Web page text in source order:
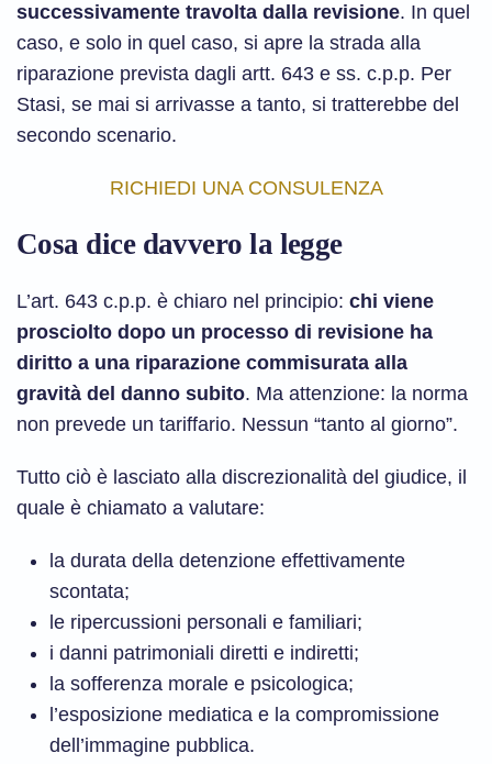
successivamente travolta dalla revisione. In quel
caso, e solo in quel caso, si apre la strada alla
riparazione prevista dagli artt. 643 e ss. c.p.p. Per
Stasi, se mai si arrivasse a tanto, si tratterebbe del
secondo scenario.
RICHIEDI UNA CONSULENZA
Cosa dice davvero la legge
L’art. 643 c.p.p. è chiaro nel principio: chi viene
prosciolto dopo un processo di revisione ha
diritto a una riparazione commisurata alla
gravità del danno subito. Ma attenzione: la norma
non prevede un tariffario. Nessun “tanto al giorno”.
Tutto ciò è lasciato alla discrezionalità del giudice, il
quale è chiamato a valutare:
la durata della detenzione effettivamente
scontata;
le ripercussioni personali e familiari;
i danni patrimoniali diretti e indiretti;
la sofferenza morale e psicologica;
l’esposizione mediatica e la compromissione
dell’immagine pubblica.